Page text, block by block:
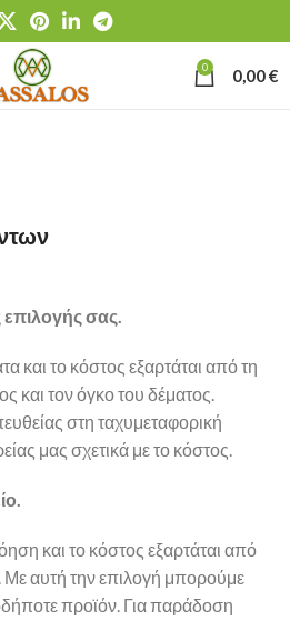
0 0,00€
σας.
και το κόστος εξαρτάται από τη
και τον όγκο του δέματος.
στη ταχυμεταφορική
μας σχετικά με το κόστος.
και το κόστος εξαρτάται από
Με αυτή την επιλογή μπορούμε
προϊόν. Για παράδοση